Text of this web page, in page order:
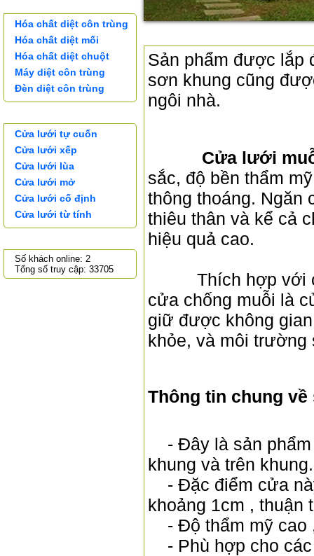
Hóa chất diệt côn trùng
Hóa chất diệt mối
Hóa chất diệt chuột
Máy diệt côn trùng
Đèn diệt côn trùng
Cửa lưới tự cuốn
Cửa lưới xếp
Cửa lưới lùa
Cửa lưới mở
Cửa lưới cố định
Cửa lưới từ tính
Số khách online: 2
Tổng số truy cập: 33705
Sản phẩm được lắp
sơn khung cũng
ngôi nhà.
Cửa lưới muỗi
sắc, độ bền thẩm
thông thoáng. Ngăn
thiêu thân và kể cả
hiệu quả cao.
Thích hợp với
cửa chống muỗi là
giữ được không
khỏe, và môi trường
Thông tin chung
- Đây là sản phẩm
khung và trên khung.
- Đặc điểm cửa
khoảng 1cm , thuận
- Độ thẩm mỹ cao
- Phù hợp cho các